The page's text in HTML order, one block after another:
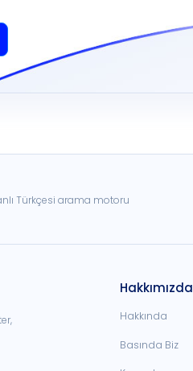
Türkçesi arama motoru
Hakkımızda
Hakkında
Basında Biz